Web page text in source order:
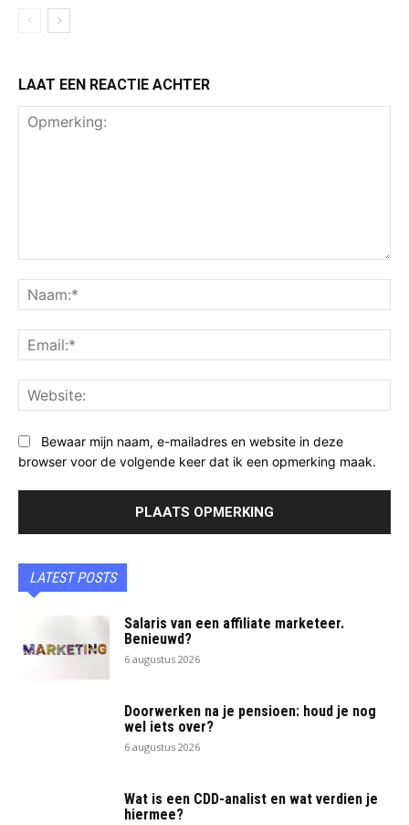
LAAT EEN REACTIE ACHTER
Bewaar mijn naam, e-mailadres en website in deze
browser voor de volgende keer dat ik een opmerking maak.
LATEST POSTS
Salaris van een affiliate marketeer.
Benieuwd?
6 augustus 2026
Doorwerken na je pensioen: houd je nog
wel iets over?
6 augustus 2026
Wat is een CDD-analist en wat verdien je
hiermee?